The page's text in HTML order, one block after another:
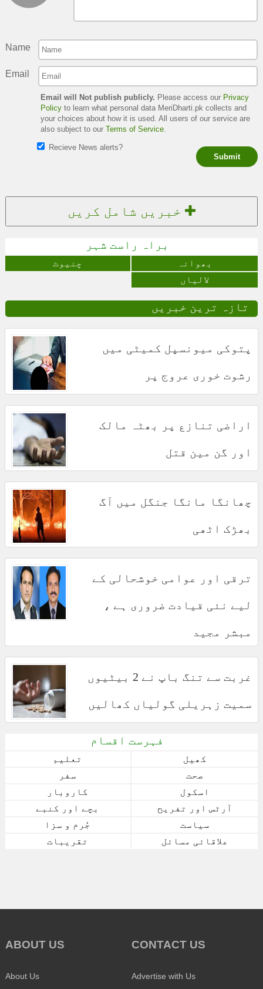
Name
Email
Email will Not publish publicly. Please access our Privacy
Policyto learn what personal data MeriDharti.pk collects and
your choices about how it is used. All users of our service are
also subject to our Terms of Service.
Recieve News alerts?
Submit
خبریں شامل کریں
براہ راست شہر
بھوانہ
چنیوٹ
لالیاں
تازہ ترین خبریں
پتوکی میونسپل کمیٹی میں
رشوت خوری عروج پر
اراضی تنازع پر بھٹہ مالک
اور گن مین قتل
چھانگا مانگا جنگل میں آگ
بھڑک اٹھی
ترقی اور عوامی خوشحالی کے
لیے نئی قیادت ضروری ہے ،
مبشر مجید
غربت سے تنگ باپ نے 2 بیٹیوں
سمیت زہریلی گولیاں کھالیں
فہرست اقسام
کھیل
تعلیم
صحت
سفر
اسکول
کاروبار
آرٹس اور تفریح
بچے اور کنبے
سیاست
جُرم و سزا
علاقائی مسائل
تقریبات
ABOUT US
About Us
CONTACT US
Advertise with Us